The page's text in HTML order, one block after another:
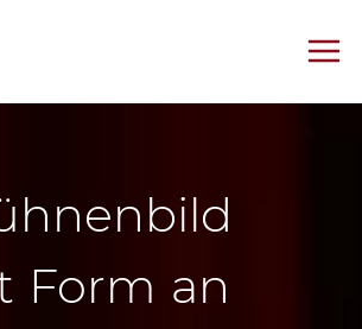
Form an